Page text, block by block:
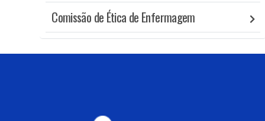
Comissão de Ética de Enfermagem